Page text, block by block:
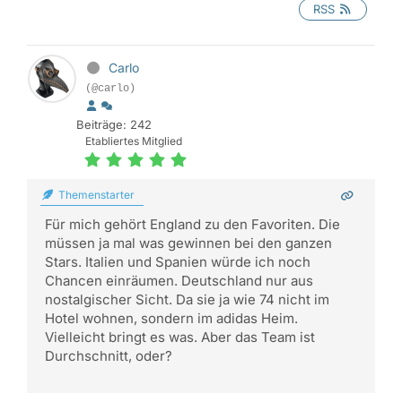
RSS
Carlo
(@carlo)
Beiträge: 242
Etabliertes Mitglied
Themenstarter
Für mich gehört England zu den Favoriten. Die
müssen ja mal was gewinnen bei den ganzen
Stars. Italien und Spanien würde ich noch
Chancen einräumen. Deutschland nur aus
nostalgischer Sicht. Da sie ja wie 74 nicht im
Hotel wohnen, sondern im adidas Heim.
Vielleicht bringt es was. Aber das Team ist
Durchschnitt, oder?